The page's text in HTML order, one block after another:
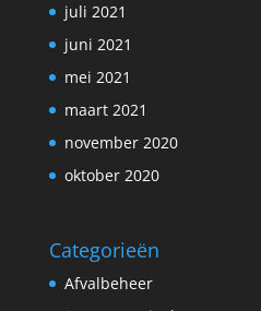
juli 2021
juni 2021
mei 2021
maart 2021
november 2020
oktober 2020
Categorieën
Afvalbeheer